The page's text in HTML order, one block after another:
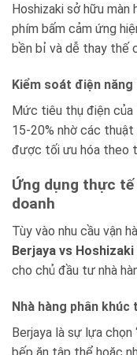
Hoshizaki sở hữu màn
phím bấm cảm ứng
bền bỉ và dễ thay thế
Kiểm soát điện
Mức tiêu thụ điện của
15-20% nhờ các thuật
được tối ưu hóa theo
Ứng dụng thực
doanh
Tùy vào nhu cầu vận
Berjaya vs Hoshizaki
cho chủ đầu tư nhà
Nhà hàng phân khúc
Berjaya là sự lựa